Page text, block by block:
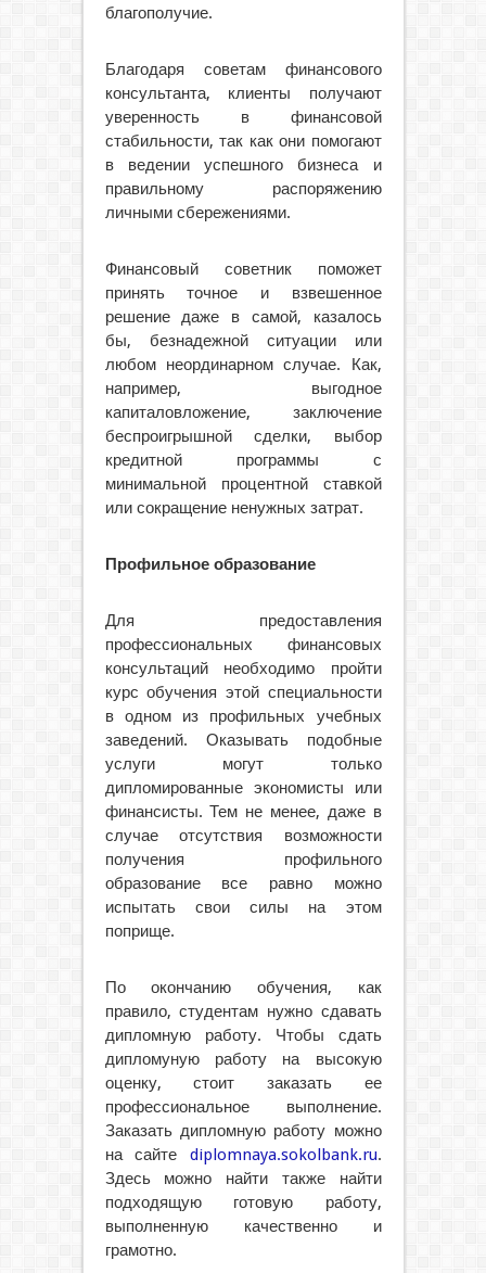
благополучие.
Благодаря советам финансового
консультанта, клиенты получают
уверенность в финансовой
стабильности, так как они помогают
в ведении успешного бизнеса и
правильному распоряжению
личными сбережениями.
Финансовый советник поможет
принять точное и взвешенное
решение даже в самой, казалось
бы, безнадежной ситуации или
любом неординарном случае. Как,
например, выгодное
капиталовложение, заключение
беспроигрышной сделки, выбор
кредитной программы с
минимальной процентной ставкой
или сокращение ненужных затрат.
Профильное образование
Для предоставления
профессиональных финансовых
консультаций необходимо пройти
курс обучения этой специальности
в одном из профильных учебных
заведений. Оказывать подобные
услуги могут только
дипломированные экономисты или
финансисты. Тем не менее, даже в
случае отсутствия возможности
получения профильного
образование все равно можно
испытать свои силы на этом
поприще.
По окончанию обучения, как
правило, студентам нужно сдавать
дипломную работу. Чтобы сдать
дипломуную работу на высокую
оценку, стоит заказать ее
профессиональное выполнение.
Заказать дипломную работу можно
на сайте diplomnaya.sokolbank.ru.
Здесь можно найти также найти
подходящую готовую работу,
выполненную качественно и
грамотно.